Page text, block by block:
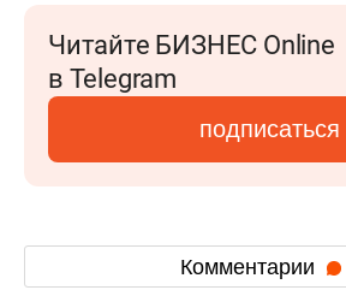
Читайте БИЗНЕС Online
в Telegram
подписаться
Комментарии